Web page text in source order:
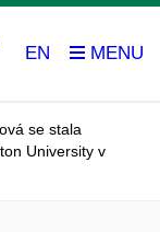
EN
se stala
University v